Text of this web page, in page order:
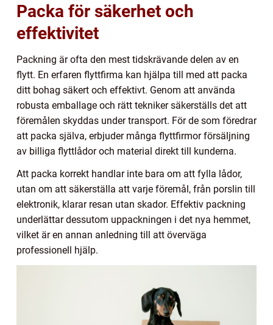
Packa för säkerhet och
effektivitet
Packning är ofta den mest tidskrävande delen av en
flytt. En erfaren flyttfirma kan hjälpa till med att packa
ditt bohag säkert och effektivt. Genom att använda
robusta emballage och rätt tekniker säkerställs det att
föremålen skyddas under transport. För de som föredrar
att packa själva, erbjuder många flyttfirmor försäljning
av billiga flyttlådor och material direkt till kunderna.
Att packa korrekt handlar inte bara om att fylla lådor,
utan om att säkerställa att varje föremål, från porslin till
elektronik, klarar resan utan skador. Effektiv packning
underlättar dessutom uppackningen i det nya hemmet,
vilket är en annan anledning till att överväga
professionell hjälp.